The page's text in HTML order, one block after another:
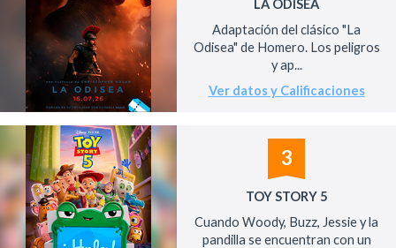
LA ODISEA
Adaptación del clásico "La
Odisea" de Homero. Los peligros
y ap...
Ver datos y Calificaciones
3
TOY STORY 5
Cuando Woody, Buzz, Jessie y la
pandilla se encuentran con un